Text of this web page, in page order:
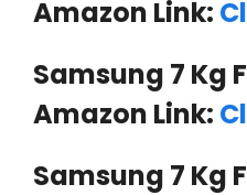
Amazon Link:
Samsung 7 Kg
Amazon Link:
Samsung 7 Kg